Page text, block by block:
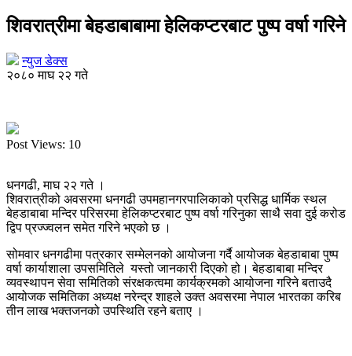
शिवरात्रीमा बेहडाबाबामा हेलिकप्टरबाट पुष्प वर्षा गरिने
न्युज डेक्स
२०८० माघ २२ गते
Post Views: 10
धनगढी, माघ २२ गते ।
शिवरात्रीको अवसरमा धनगढी उपमहानगरपालिकाको प्रसिद्ध धार्मिक स्थल
बेहडाबाबा मन्दिर परिसरमा हेलिकप्टरबाट पुष्प वर्षा गरिनुका साथै सवा दुई करोड
द्विप प्रज्ज्वलन समेत गरिने भएको छ ।
सोमवार धनगढीमा पत्रकार सम्मेलनको आयोजना गर्दै आयोजक बेहडाबाबा पुष्प
वर्षा कार्याशाला उपसमितिले यस्तो जानकारी दिएको हो। बेहडाबाबा मन्दिर
व्यवस्थापन सेवा समितिको संरक्षकत्वमा कार्यक्रमको आयोजना गरिने बताउदै
आयोजक समितिका अध्यक्ष नरेन्द्र शाहले उक्त अवसरमा नेपाल भारतका करिब
तीन लाख भक्तजनको उपस्थिति रहने बताए ।